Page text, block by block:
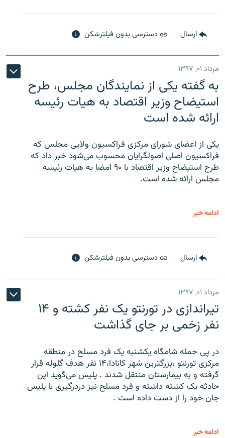
ارسال دسترسی بدون فیلترشکن
مرداد ۰۱, ۱۳۹۷
به گفته یکی از نمایندگان مجلس، طرح
استیضاح وزیر اقتصاد به هیات رئیسه
ارائه شده است
یکی از اعضای شورای مرکزی فراکسیون ولایی مجلس که
فراکسیون اصلی اصولگرایان محسوب می‌شود خبر داد که
طرح استیضاح وزیر اقتصاد با ۹۰ امضا به هیات رئیسه
مجلس ارائه شده است.
ادامه خبر
ارسال دسترسی بدون فیلترشکن
مرداد ۰۱, ۱۳۹۷
تیراندازی در تورنتو یک نفر کشته و ۱۴
نفر زخمی بر جای گذاشت
در پی حمله شامگاه یکشنبه یک فرد مسلح در منطقه
مرکزی تورنتو ،‌بزرگترین شهر کانادا،۱۴ نفر هدف گلوله قرار
گرفته و به بیمارستان منتقل شدند . پلیس می‌گوید این
حادثه یک کشته داشته و فرد مسلح نیز دردرگیری با پلیس
جان خود را از دست داده است .
ادامه خبر